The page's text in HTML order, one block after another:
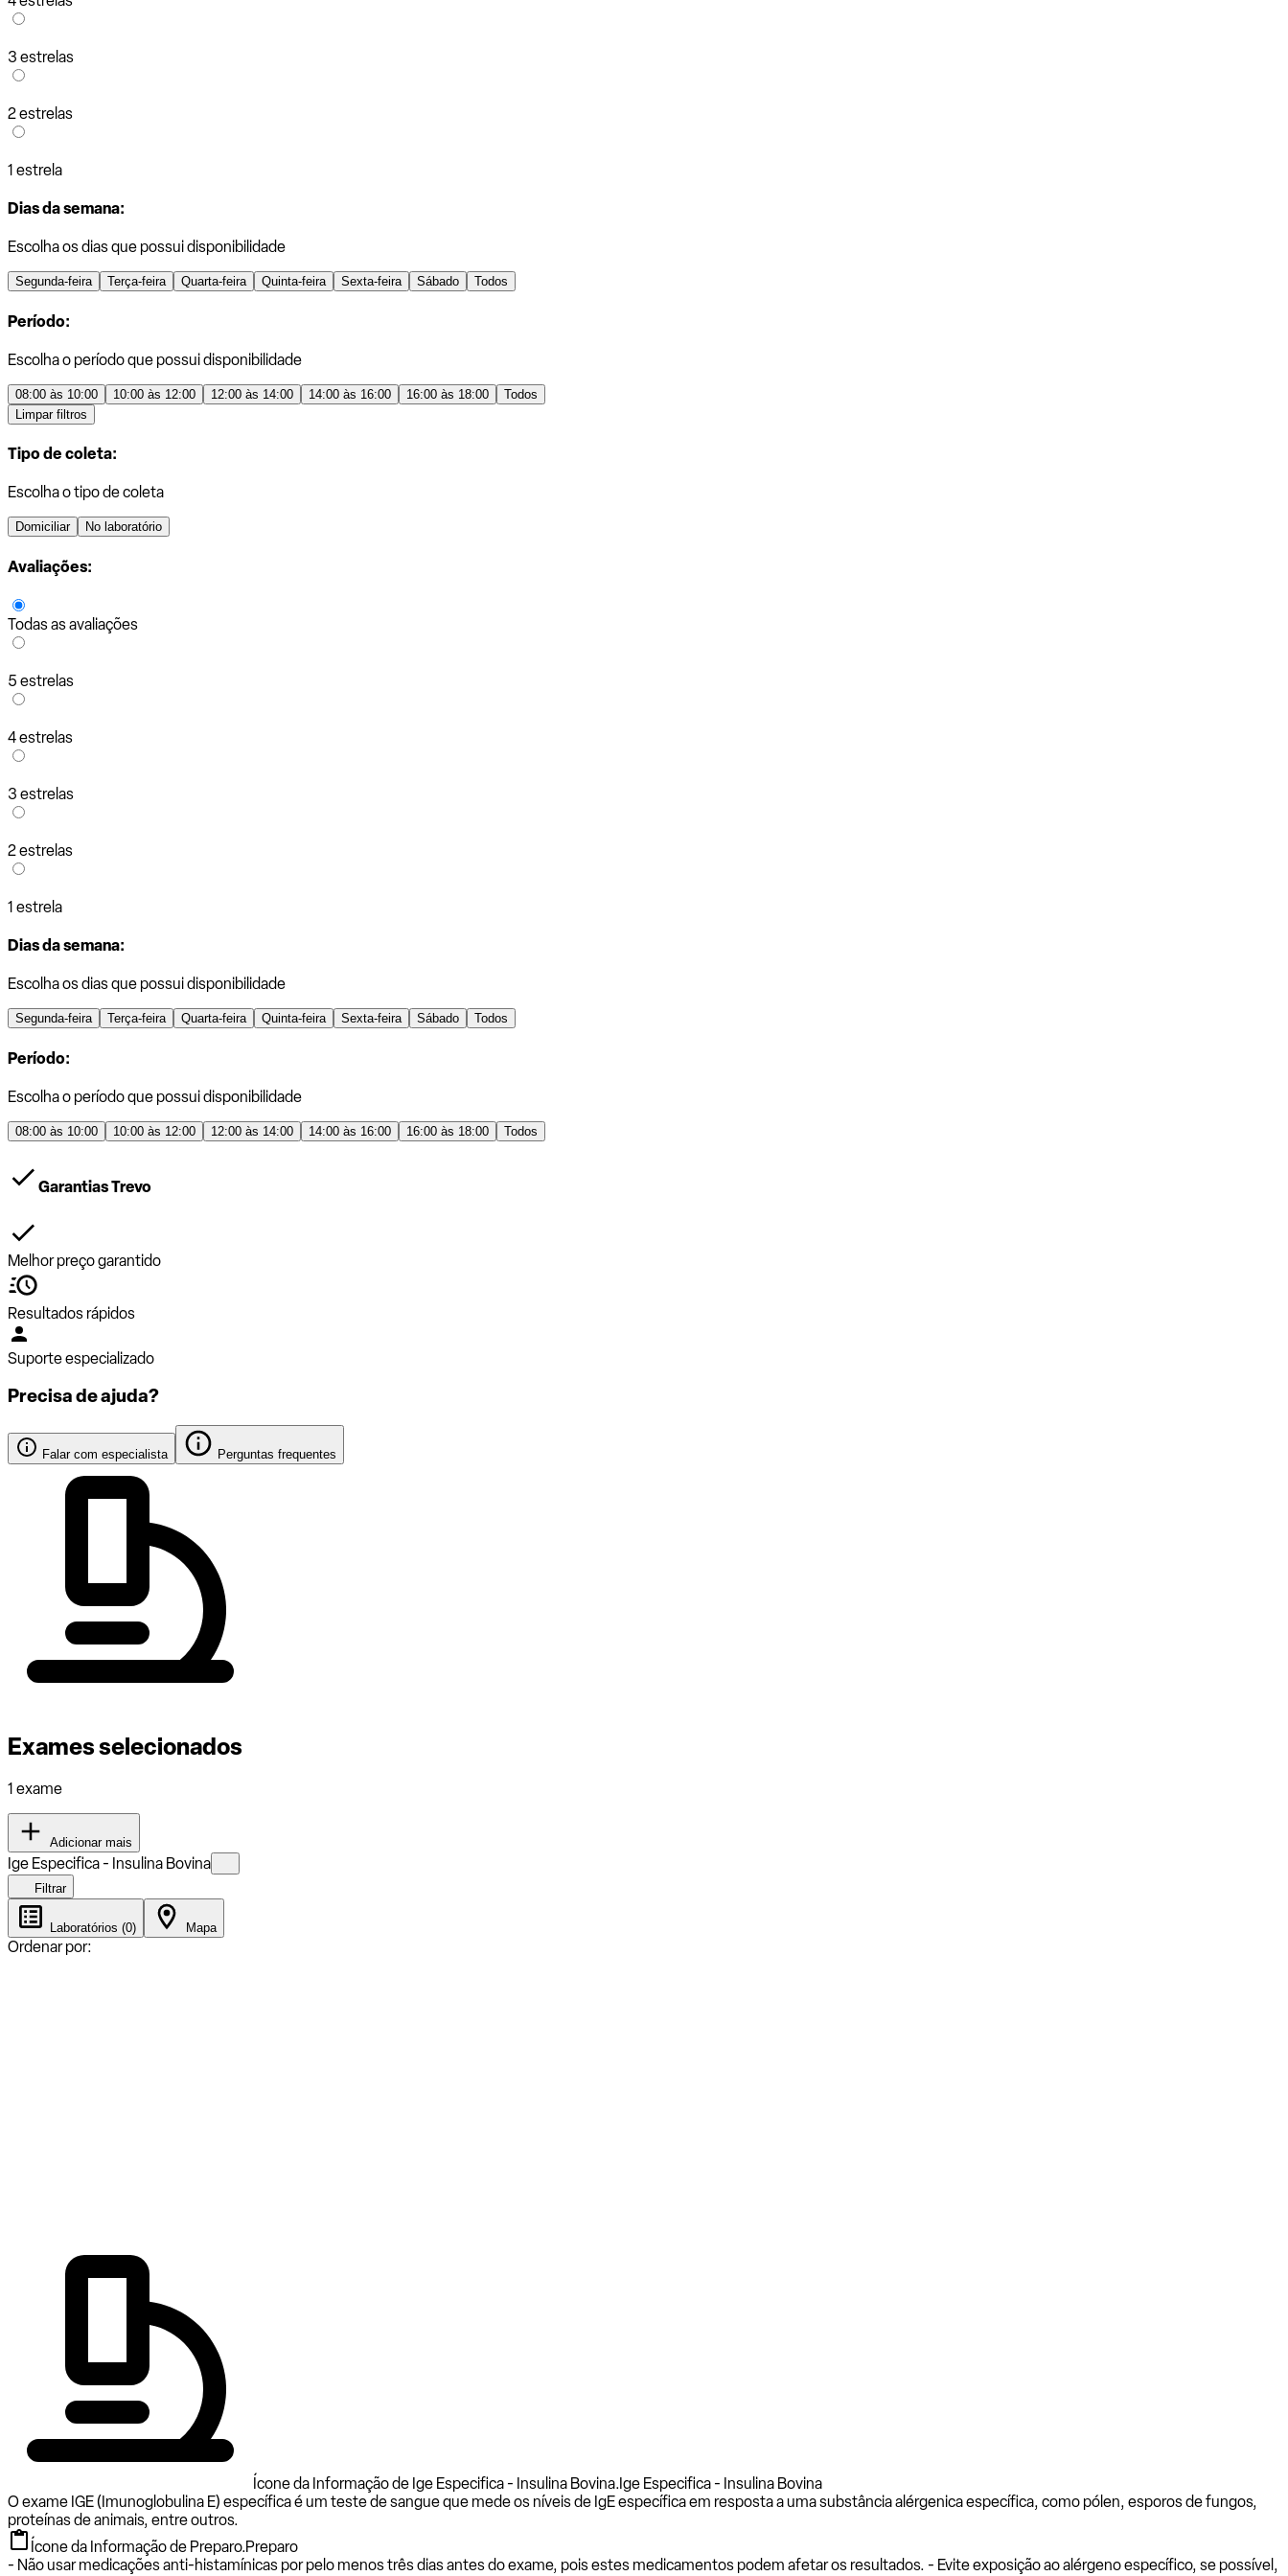
3 estrelas
2 estrelas
1 estrela
Dias da semana:
Escolha os dias que possui disponibilidade
Segunda-feira Terça-feira Quarta-feira Quinta-feira Sexta-feira Sábado Todos
Período:
Escolha o período que possui disponibilidade
08:00 às 10:00 10:00 às 12:00 12:00 às 14:00 14:00 às 16:00 16:00 às 18:00
Todos
Limpar filtros
Tipo de coleta:
Escolha o tipo de coleta
Domiciliar No laboratório
Avaliações:
Todas as avaliações
5 estrelas
4 estrelas
3 estrelas
2 estrelas
1 estrela
Dias da semana:
Escolha os dias que possui disponibilidade
Segunda-feira Terça-feira Quarta-feira Quinta-feira Sexta-feira Sábado Todos
Período:
Escolha o período que possui disponibilidade
08:00 às 10:00 10:00 às 12:00 12:00 às 14:00 14:00 às 16:00 16:00 às 18:00 Todos
Garantias Trevo
Melhor preço garantido
Resultados rápidos
Suporte especializado
Precisa de ajuda?
Falar com especialista Perguntas frequentes
Exames selecionados
1 exame
Adicionar mais
Ige Especifica - Insulina Bovina
Filtrar
Laboratórios (0) Mapa
Ordenar por:
Ícone da Informação de Ige Especifica - Insulina Bovina.Ige Especifica - Insulina Bovina
O exame IGE (Imunoglobulina E) específica é um teste de sangue que mede os níveis de IgE específica em resposta a uma substância alérgenica específica, como pólen, esporos de fungos,
proteínas de animais, entre outros.
Ícone da Informação de Preparo.Preparo
- Não usar medicações anti-histamínicas por pelo menos três dias antes do exame, pois estes medicamentos podem afetar os resultados. - Evite exposição ao alérgeno específico, se possível,